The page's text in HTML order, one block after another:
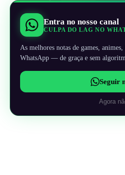
Entra no nosso canal
CULPA DO LAG NO
As melhores notas de games,
WhatsApp — de graça e sem
Seguir
Agora